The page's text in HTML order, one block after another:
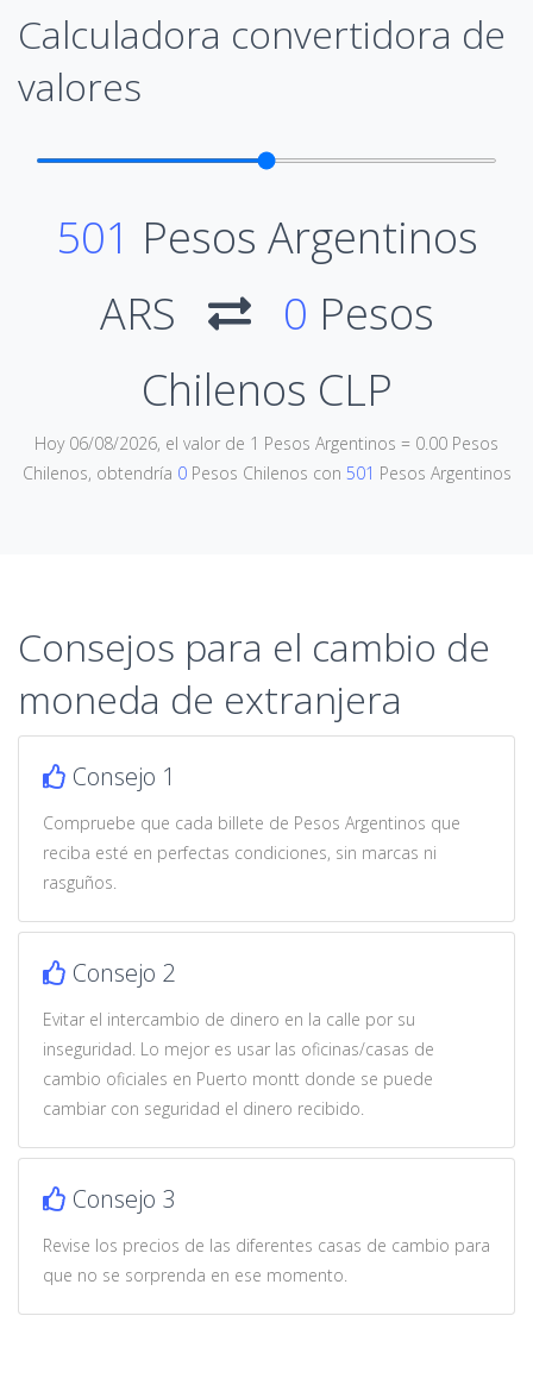
Calculadora convertidora de
valores
501 Pesos Argentinos
ARS
0 Pesos
Chilenos CLP
Hoy 06/08/2026, el valor de 1 Pesos Argentinos = 0.00 Pesos
Chilenos, obtendría 0Pesos Chilenos con 501 Pesos Argentinos
Consejos para el cambio de
moneda de extranjera
Consejo 1
Compruebe que cada billete de Pesos Argentinos que
reciba esté en perfectas condiciones, sin marcas ni
rasguños.
Consejo 2
Evitar el intercambio de dinero en la calle por su
inseguridad. Lo mejor es usar las oficinas/casas de
cambio oficiales en Puerto montt donde se puede
cambiar con seguridad el dinero recibido.
Consejo 3
Revise los precios de las diferentes casas de cambio para
que no se sorprenda en ese momento.